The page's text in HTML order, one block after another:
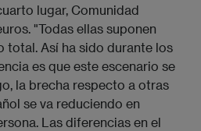
lugar, Comunidad
"Todas ellas suponen
total. Así ha sido durante los
es que este escenario se
la brecha respecto a otras
se va reduciendo en
Las diferencias en el